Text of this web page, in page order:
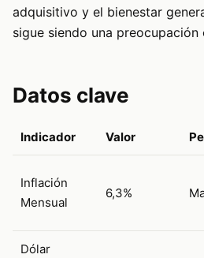
adquisitivo y el bienestar
sigue siendo una preocupación
Datos clave
Indicador Valor
Inflación
Mensual
6,3%
Dólar